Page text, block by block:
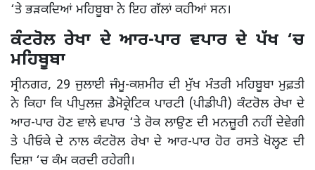
‘ਤੇ ਭੜਕਦਿਆਂ ਮਹਿਬੂਬਾ ਨੇ ਇਹ ਗੱਲਾਂ ਕਹੀਆਂ ਸਨ।
ਕੰਟਰੋਲ ਰੇਖਾ ਦੇ ਆਰ-ਪਾਰ ਵਪਾਰ ਦੇ ਪੱਖ ‘ਚ
ਮਹਿਬੂਬਾ
ਸ੍ਰੀਨਗਰ, 29 ਜੁਲਾਈ ਜੰਮੂ-ਕਸ਼ਮੀਰ ਦੀ ਮੁੱਖ ਮੰਤਰੀ ਮਹਿਬੂਬਾ ਮੁਫ਼ਤੀ
ਨੇ ਕਿਹਾ ਕਿ ਪੀਪੁਲਜ਼ ਡੈਮੋਕ੍ਰੇਟਿਕ ਪਾਰਟੀ (ਪੀਡੀਪੀ) ਕੰਟਰੋਲ ਰੇਖਾ ਦੇ
ਆਰ-ਪਾਰ ਹੋਣ ਵਾਲੇ ਵਪਾਰ ‘ਤੇ ਰੋਕ ਲਾਉਣ ਦੀ ਮਨਜ਼ੂਰੀ ਨਹੀਂ ਦੇਵੇਗੀ
ਤੇ ਪੀਓਕੇ ਦੇ ਨਾਲ ਕੰਟਰੋਲ ਰੇਖਾ ਦੇ ਆਰ-ਪਾਰ ਹੋਰ ਰਸਤੇ ਖੋਲ੍ਹਣ ਦੀ
ਦਿਸ਼ਾ ‘ਚ ਕੰਮ ਕਰਦੀ ਰਹੇਗੀ।